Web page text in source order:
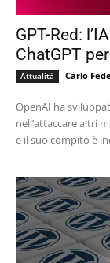
GPT-Red:
ChatGPT
Attualità Carlo
OpenAI ha
nell’attaccare altri
e il suo compito è